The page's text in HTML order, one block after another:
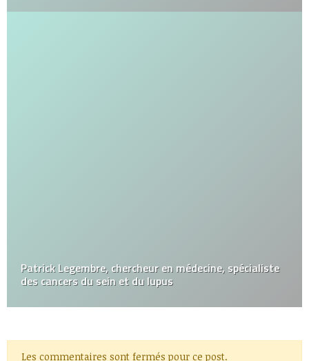
Patrick Legembre, chercheur en médecine, spécialiste
des cancers du sein et du lupus
Les commentaires sont fermés pour ce post.